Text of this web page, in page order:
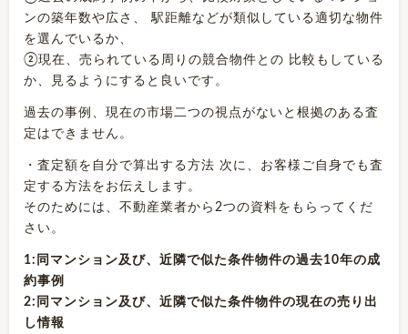
ンの築年数や広さ、 駅距離などが類似している適切な物件
を選んでいるか、
②現在、売られている周りの競合物件との 比較もしている
か、見るようにすると良いです。
過去の事例、現在の市場二つの視点がないと根拠のある査
定はできません。
・査定額を自分で算出する方法 次に、お客様ご自身でも査
定する方法をお伝えします。
そのためには、不動産業者から2つの資料をもらってくだ
さい。
1:同マンション及び、近隣で似た条件物件の過去10年の成
約事例
2:同マンション及び、近隣で似た条件物件の現在の売り出
し情報